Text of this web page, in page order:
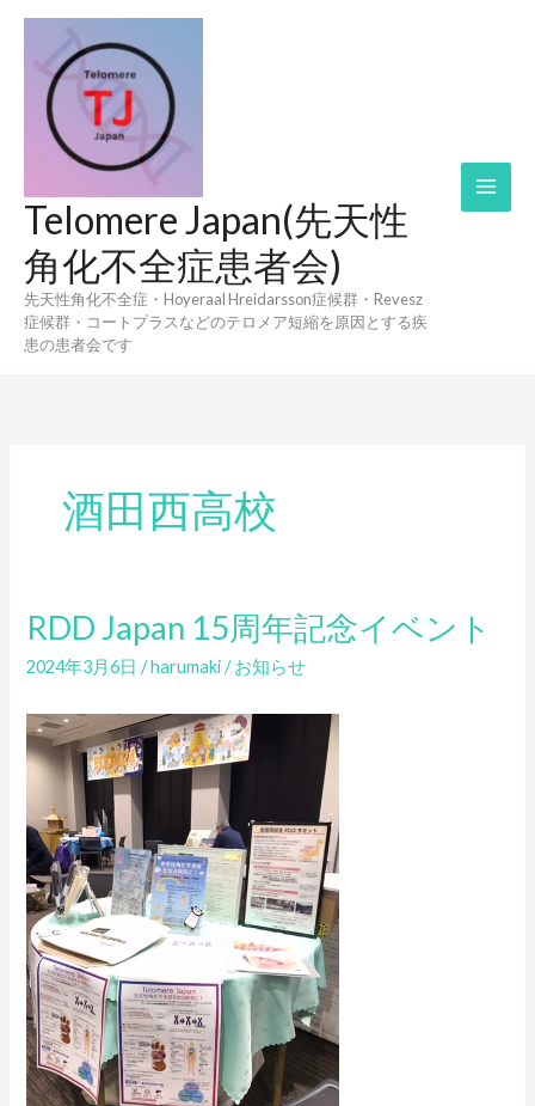
Telomere Japan(先天性
角化不全症患者会)
先天性角化不全症・Hoyeraal Hreidarsson症候群・Revesz
症候群・コートプラスなどのテロメア短縮を原因とする疾
患の患者会です
酒田西高校
RDD Japan 15周年記念イベント
2024年3月6日/harumaki/お知らせ